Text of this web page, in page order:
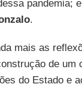
pandemia;
.
mais as
de
do Estado e